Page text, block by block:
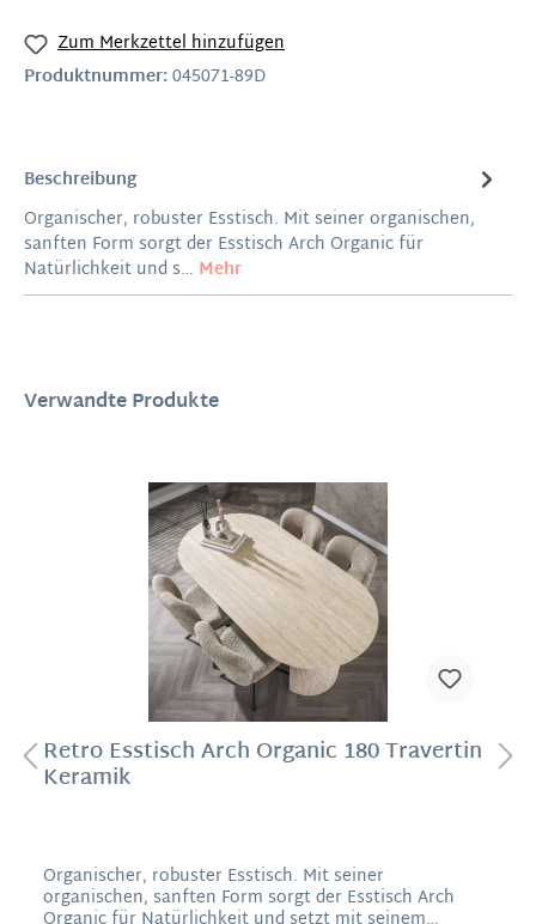
Zum Merkzettel hinzufügen
Produktnummer:045071-89D
Beschreibung
Organischer, robuster Esstisch. Mit seiner organischen,
sanften Form sorgt der Esstisch Arch Organic für
Natürlichkeit und s… Mehr
Verwandte Produkte
Retro Esstisch Arch Organic 180 Travertin
Keramik
Organischer, robuster Esstisch. Mit seiner
organischen, sanften Form sorgt der Esstisch Arch